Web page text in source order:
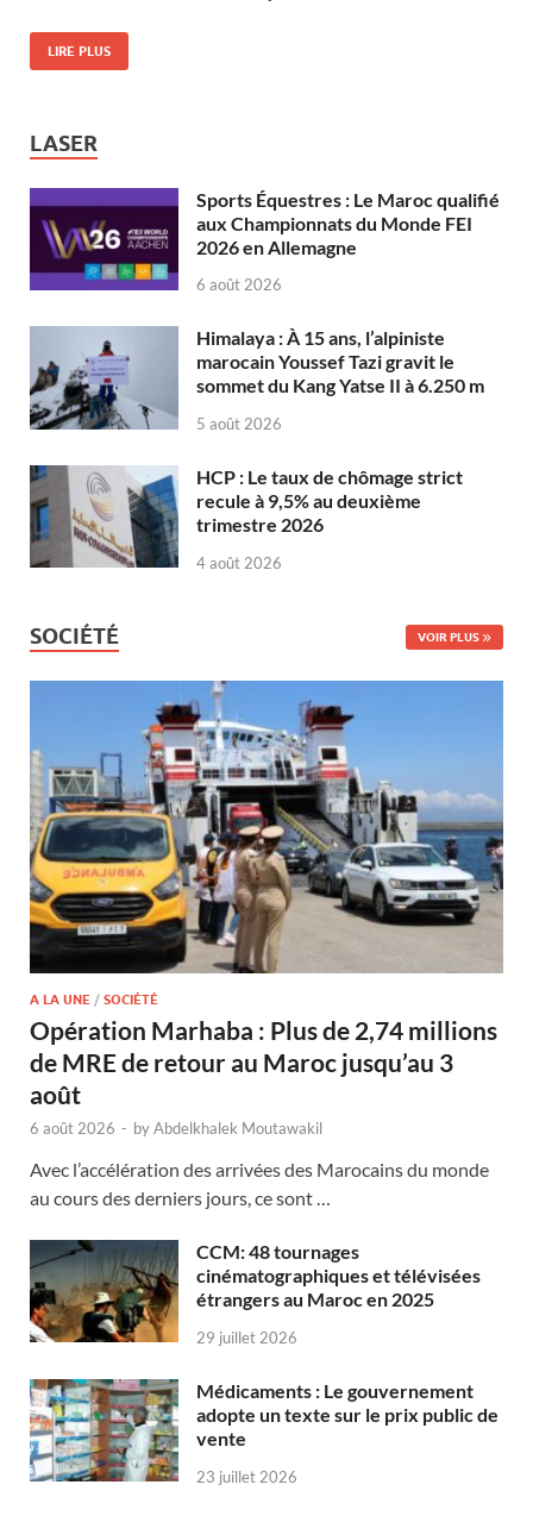
LIRE PLUS
LASER
Sports Équestres : Le Maroc qualifié
aux Championnats du Monde FEI
2026 en Allemagne
6 août 2026
Himalaya : À 15 ans, l’alpiniste
marocain Youssef Tazi gravit le
sommet du Kang Yatse II à 6.250 m
5 août 2026
HCP : Le taux de chômage strict
recule à 9,5% au deuxième
trimestre 2026
4 août 2026
SOCIÉTÉ VOIR PLUS
A LA UNE / SOCIÉTÉ
Opération Marhaba : Plus de 2,74 millions
de MRE de retour au Maroc jusqu’au 3
août
6 août 2026 - byAbdelkhalek Moutawakil
Avec l’accélération des arrivées des Marocains du monde
au cours des derniers jours, ce sont …
CCM: 48 tournages
cinématographiques et télévisées
étrangers au Maroc en 2025
29 juillet 2026
Médicaments : Le gouvernement
adopte un texte sur le prix public de
vente
23 juillet 2026